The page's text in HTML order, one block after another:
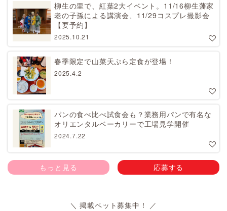
柳生の里で、紅葉2大イベント。11/16柳生藩家
老の子孫による講演会、11/29コスプレ撮影会
【要予約】
2025.10.21
春季限定で山菜天ぷら定食が登場！
2025.4.2
パンの食べ比べ試食会も？業務用パンで有名な
オリエンタルベーカリーで工場見学開催
2024.7.22
もっと見る 応募する